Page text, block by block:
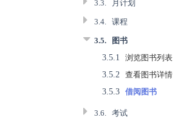
3.3. 月计划
3.4. 课程
3.5.
图书
3.5.1
浏览图书列表
3.5.2 查看图书详情
3.5.3 借阅图书
3.6. 考试